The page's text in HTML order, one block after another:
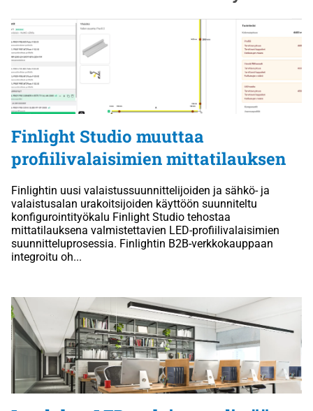
Finlight Studio muuttaa
profiilivalaisimien mittatilauksen
Finlightin uusi valaistussuunnittelijoiden ja sähkö- ja
valaistusalan urakoitsijoiden käyttöön suunniteltu
konfigurointityökalu Finlight Studio tehostaa
mittatilauksena valmistettavien LED-profiilivalaisimien
suunnitteluprosessia. Finlightin B2B-verkkokauppaan
integroitu oh...